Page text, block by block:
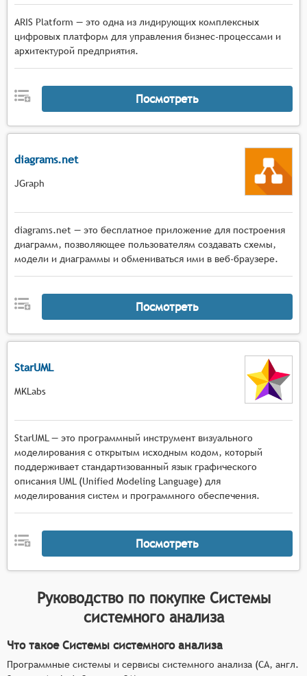
ARIS Platform — это одна из лидирующих комплексных
цифровых платформ для управления бизнес-процессами и
архитектурой предприятия.
Посмотреть
diagrams.net
JGraph
diagrams.net — это бесплатное приложение для построения
диаграмм, позволяющее пользователям создавать схемы,
модели и диаграммы и обмениваться ими в веб-браузере.
Посмотреть
StarUML
MKLabs
StarUML — это программный инструмент визуального
моделирования с открытым исходным кодом, который
поддерживает стандартизованный язык графического
описания UML (Unified Modeling Language) для
моделирования систем и программного обеспечения.
Посмотреть
Руководство по покупке Системы
системного анализа
Что такое Системы системного анализа
Программные системы и сервисы системного анализа (СА, англ.